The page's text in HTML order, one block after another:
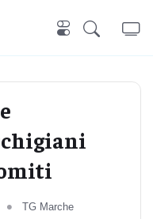
TG Marche